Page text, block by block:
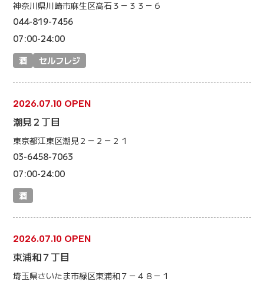
神奈川県川崎市麻生区高石３－３３－６
044-819-7456
07:00-24:00
酒
セルフレジ
2026.07.10 OPEN
潮見２丁目
東京都江東区潮見２－２－２１
03-6458-7063
07:00-24:00
酒
2026.07.10 OPEN
東浦和７丁目
埼玉県さいたま市緑区東浦和７－４８－１